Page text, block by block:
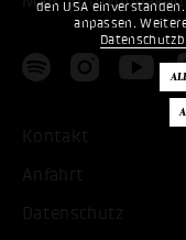
den USA
anpassen.
Kontakt
Anfahrt
Datenschutz